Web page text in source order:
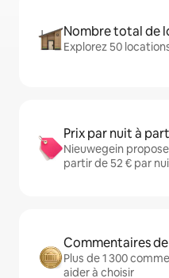
Nombre total de
Explorez 50
Prix par nuit à
Nieuwegein
partir de 52 € par
Commentaires
Plus de 1 300
aider à choisir